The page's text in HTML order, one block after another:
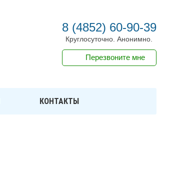
8 (4852) 60-90-39
Круглосуточно. Анонимно.
Перезвоните мне
КОНТАКТЫ